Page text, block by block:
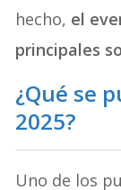
hecho, el
principales
¿Qué se
2025?
Uno de los